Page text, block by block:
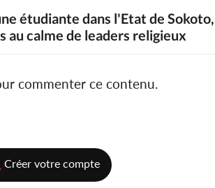
étudiante dans l'Etat de
au calme de leaders religieux
commenter ce contenu.
Créer votre compte